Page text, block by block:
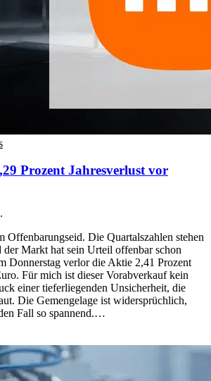
Prozent Jahresverlust vor
Offenbarungseid. Die Quartalszahlen stehen
der Markt hat sein Urteil offenbar schon
Donnerstag verlor die Aktie 2,41 Prozent
Für mich ist dieser Vorabverkauf kein
einer tieferliegenden Unsicherheit, die
Die Gemengelage ist widersprüchlich,
Fall so spannend.…